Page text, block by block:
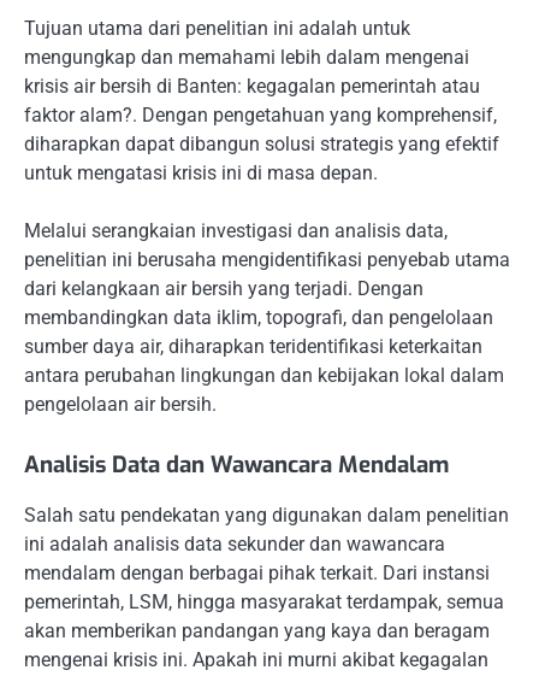
Tujuan utama dari penelitian ini adalah untuk
mengungkap dan memahami lebih dalam mengenai
krisis air bersih di Banten: kegagalan pemerintah atau
faktor alam?. Dengan pengetahuan yang komprehensif,
diharapkan dapat dibangun solusi strategis yang efektif
untuk mengatasi krisis ini di masa depan.
Melalui serangkaian investigasi dan analisis data,
penelitian ini berusaha mengidentifikasi penyebab utama
dari kelangkaan air bersih yang terjadi. Dengan
membandingkan data iklim, topografi, dan pengelolaan
sumber daya air, diharapkan teridentifikasi keterkaitan
antara perubahan lingkungan dan kebijakan lokal dalam
pengelolaan air bersih.
Analisis Data dan Wawancara Mendalam
Salah satu pendekatan yang digunakan dalam penelitian
ini adalah analisis data sekunder dan wawancara
mendalam dengan berbagai pihak terkait. Dari instansi
pemerintah, LSM, hingga masyarakat terdampak, semua
akan memberikan pandangan yang kaya dan beragam
mengenai krisis ini. Apakah ini murni akibat kegagalan